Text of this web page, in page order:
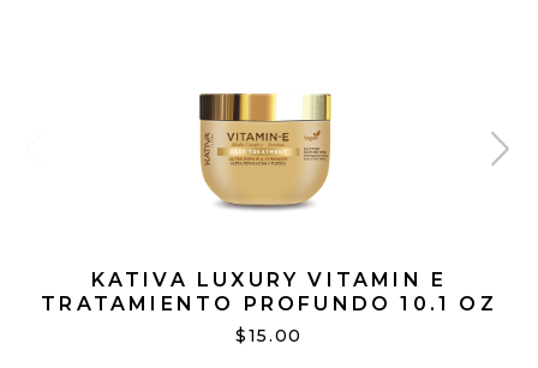
KATIVA LUXURY VITAMIN E
TRATAMIENTO PROFUNDO 10.1 OZ
$15.00